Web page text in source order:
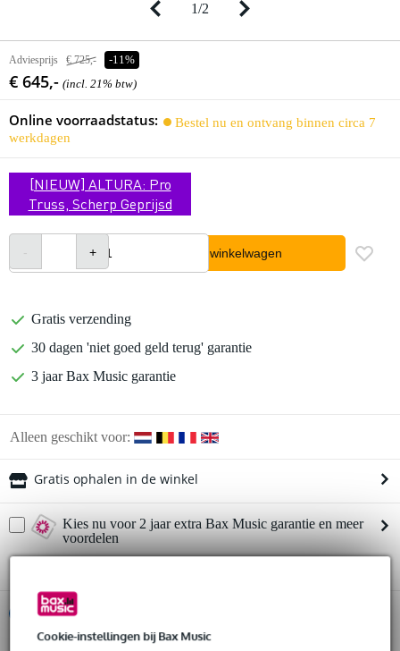
Cookie-instellingen bij Bax Music
1/2
Adviesprijs € 725,- -11%
€ 645,- (incl. 21% btw)
Online voorraadstatus:
Bestel nu en ontvang binnen circa 7
werkdagen
[NIEUW] ALTURA: Pro
Truss, Scherp Geprijsd
In winkelwagen
Gratis verzending
30 dagen 'niet goed geld terug' garantie
3 jaar Bax Music garantie
Alleen geschikt voor:
Gratis ophalen in de winkel
Kies nu voor 2 jaar extra Bax Music garantie en meer
voordelen
Huur dit product